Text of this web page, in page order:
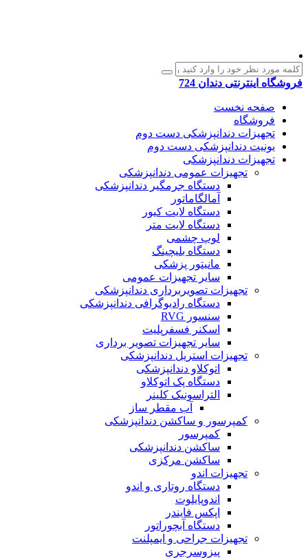
فروشگاه اینترنتی دندان 724
صفحه نخست
فروشگاه
تجهیزات دندانپزشکی دست دوم
یونیت دندانپزشکی دست دوم
تجهیزات دندانپزشکی
تجهیزات عمومی دندانپزشکی
دستگاه جرمگیر دندانپزشکی
آمالگاماتور
دستگاه لایت کیور
دستگاه لایت متر
لوپ چشمی
دستگاه بلیچینگ
مانیتور پزشکی
سایر تجهیزات عمومی
تجهیزات تصویربرداری دندانپزشکی
دستگاه رادیوگرافی دندانپزشکی
سنسور RVG
اسکنر فسفرپلیت
سایر تجهیزات تصویر برداری
تجهیزات استریل دندانپزشکی
اتوکلاو دندانپزشکی
دستگاه پک اتوکلاو
التراسونیک کلینر
آب مقطر ساز
کمپرسور و ساکشن دندانپزشکی
کمپرسور
ساکشن دندانپزشکی
ساکشن مرکزی
تجهیزات اندو
دستگاه روتاری و اندو
اندوپایلوت
اپکس فایندر
دستگاه آبچوراتور
تجهیزات جراحی و ایمپلنت
پیزوسرجری